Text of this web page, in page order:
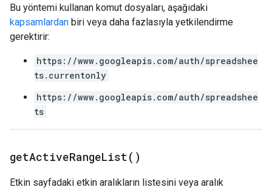
Bu yöntemi kullanan komut dosyaları, aşağıdaki
kapsamlardan biri veya daha fazlasıyla yetkilendirme
gerektirir:
https://www.googleapis.com/auth/spreadshee
ts.currentonly
https://www.googleapis.com/auth/spreadshee
ts
getActiveRangeList( )
Etkin sayfadaki etkin aralıkların listesini veya aralık